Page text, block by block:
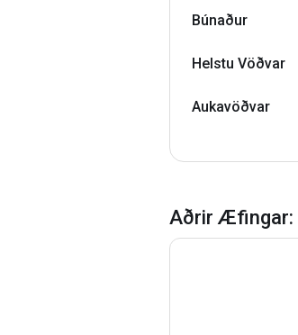
Búnaður
Helstu Vöðvar
Aukavöðvar
Aðrir Æfingar: